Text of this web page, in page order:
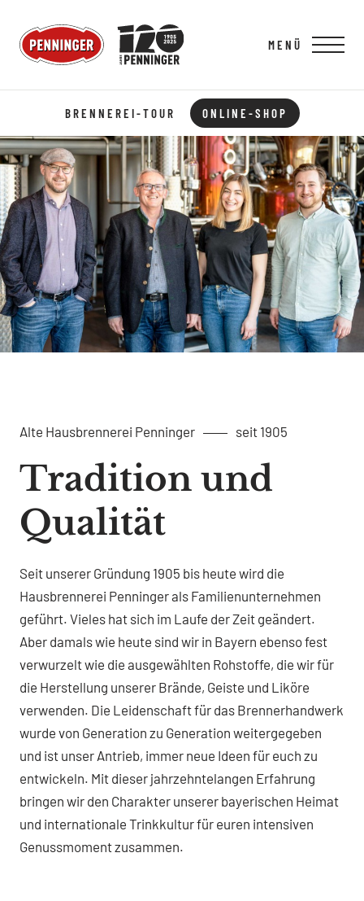
MENÜ
BRENNEREI-TOUR ONLINE-SHOP
Alte Hausbrennerei Penninger seit 1905
Tradition und
Qualität
Seit unserer Gründung 1905 bis heute wird die
Hausbrennerei Penninger als Familienunternehmen
geführt. Vieles hat sich im Laufe der Zeit geändert.
Aber damals wie heute sind wir in Bayern ebenso fest
verwurzelt wie die ausgewählten Rohstoffe, die wir für
die Herstellung unserer Brände, Geiste und Liköre
verwenden. Die Leidenschaft für das Brennerhandwerk
wurde von Generation zu Generation weitergegeben
und ist unser Antrieb, immer neue Ideen für euch zu
entwickeln. Mit dieser jahrzehntelangen Erfahrung
bringen wir den Charakter unserer bayerischen Heimat
und internationale Trinkkultur für euren intensiven
Genussmoment zusammen.